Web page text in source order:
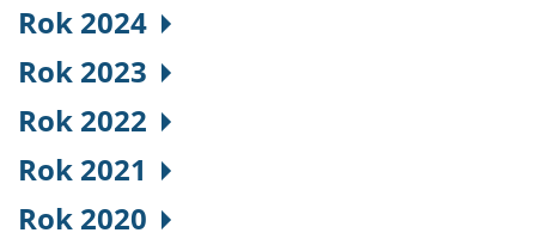
Rok 2024
Rok 2023
Rok 2022
Rok 2021
Rok 2020